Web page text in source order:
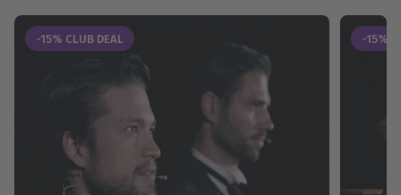
-15% CLUB DEAL -15%